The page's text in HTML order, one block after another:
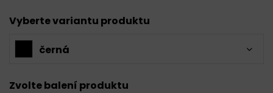
Vyberte variantu produktu
černá
Zvolte balení produktu